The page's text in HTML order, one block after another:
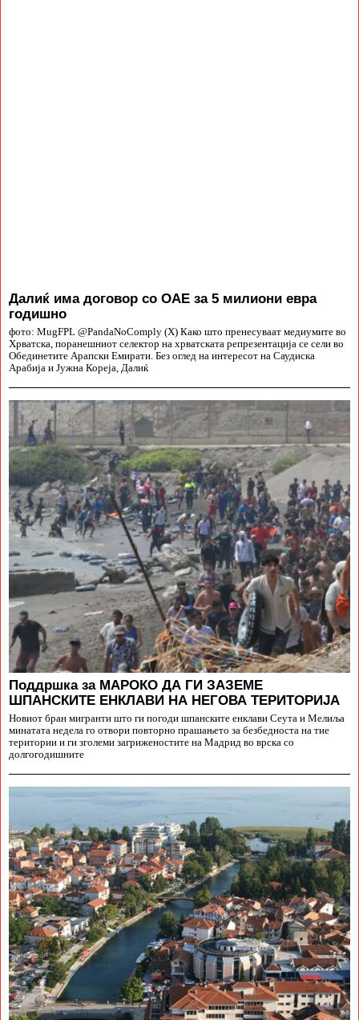
Далиќ има договор со ОАЕ за 5 милиони евра
годишно
фото: MugFPL @PandaNoComply (X) Како што пренесуваат медиумите во
Хрватска, поранешниот селектор на хрватската репрезентација се сели во
Обединетите Арапски Емирати. Без оглед на интересот на Саудиска
Арабија и Јужна Кореја, Далиќ
Поддршка за МАРОКО ДА ГИ ЗАЗЕМЕ
ШПАНСКИТЕ ЕНКЛАВИ НА НЕГОВА ТЕРИТОРИЈА
Новиот бран мигранти што ги погоди шпанските енклави Сеута и Мелиља
минатата недела го отвори повторно прашањето за безбедноста на тие
територии и ги зголеми загриженостите на Мадрид во врска со
долгогодишните